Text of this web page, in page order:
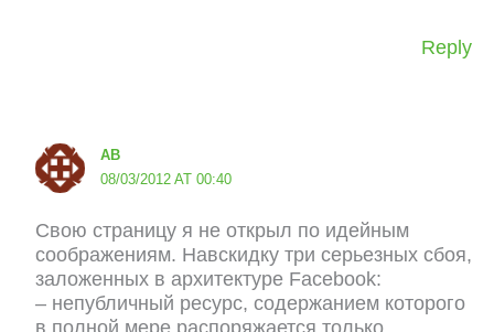
Reply
AB
08/03/2012 AT 00:40
Свою страницу я не открыл по идейным
соображениям. Навскидку три серьезных сбоя,
заложенных в архитектуре Facebook:
– непубличный ресурс, содержанием которого